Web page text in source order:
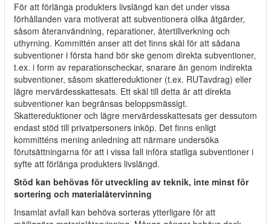
För att förlänga produkters livslängd kan det under vissa
förhållanden vara motiverat att subventionera olika åtgärder,
såsom återanvändning, reparationer, återtillverkning och
uthyrning. Kommittén anser att det finns skäl för att sådana
subventioner i första hand bör ske genom direkta subventioner,
t.ex. i form av reparationscheckar, snarare än genom indirekta
subventioner, såsom skattereduktioner (t.ex. RUTavdrag) eller
lägre mervärdesskattesats. Ett skäl till detta är att direkta
subventioner kan begränsas beloppsmässigt.
Skattereduktioner och lägre mervärdesskattesats ger dessutom
endast stöd till privatpersoners inköp. Det finns enligt
kommitténs mening anledning att närmare undersöka
förutsättningarna för att i vissa fall införa statliga subventioner i
syfte att förlänga produkters livslängd.
Stöd kan behövas för utveckling av teknik, inte minst för
sortering och materialåtervinning
Insamlat avfall kan behöva sorteras ytterligare för att